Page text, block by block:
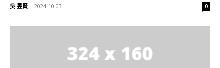
吳 昱賢 - 2024-10-03 0